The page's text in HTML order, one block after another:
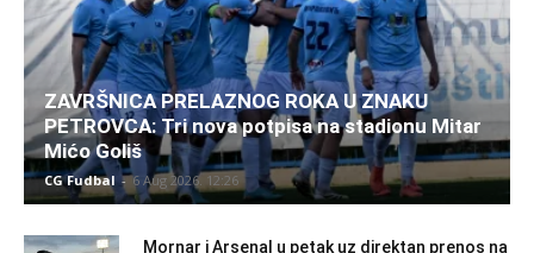
ZAVRŠNICA PRELAZNOG ROKA U ZNAKU
PETROVCA: Tri nova potpisa na stadionu Mitar
Mićo Goliš
CG Fudbal - 6 Aug 2026. 12:26
Mornar i Arsenal u petak uz direktan prenos na